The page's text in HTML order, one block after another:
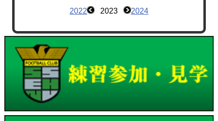
2022
2023 2024